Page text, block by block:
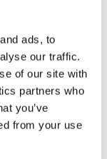
ads, to
our traffic.
of our site with
partners who
you’ve
from your use